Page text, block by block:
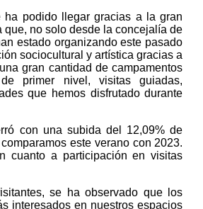
ha podido llegar gracias a la gran
no solo desde la concejalía de
estado organizando este pasado
sociocultural y artística gracias a
gran cantidad de campamentos
primer nivel, visitas guiadas,
que hemos disfrutado durante
con una subida del 12,09% de
este verano con 2023.
cuanto a participación en visitas
se ha observado que los
interesados en nuestros espacios